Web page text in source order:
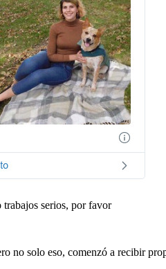
trabajos serios, por favor
no solo eso, comenzó a recibir